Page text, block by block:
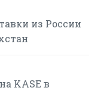
из России
KASE в